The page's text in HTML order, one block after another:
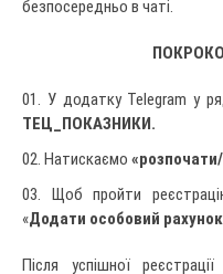
безпосередньо в чаті.
У додатку Telegram у
ТЕЦ_ПОКАЗНИКИ.
Натискаємо
Щоб пройти
«Додати особовий
Після успішної